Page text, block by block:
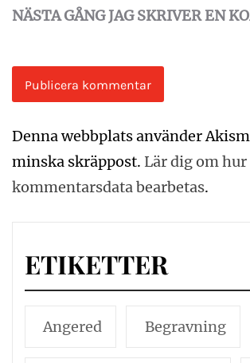
NÄSTA GÅNG JAG SKRIVER EN
Denna webbplats använder
minska skräppost. Lär dig om
kommentarsdata bearbetas.
ETIKETTER
Angered Begravning